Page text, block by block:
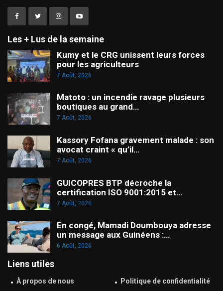
Les + Lus de la semaine
Kumy et le CRG unissent leurs forces
pour les agriculteurs
7 Août, 2026
Matoto : un incendie ravage plusieurs
boutiques au grand…
7 Août, 2026
Kassory Fofana gravement malade : son
avocat craint « qu’il…
7 Août, 2026
GUICOPRES BTP décroche la
certification ISO 9001:2015 et…
7 Août, 2026
En congé, Mamadi Doumbouya adresse
un message aux Guinéens :…
6 Août, 2026
Liens utiles
À propos de nous Politique de confidentialité